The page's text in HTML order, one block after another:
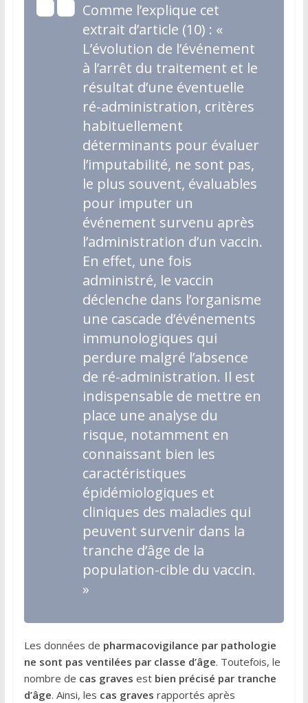
Comme l’explique cet
extrait d’article (10) : «
L’évolution de l’événement
à l’arrêt du traitement et le
résultat d’une éventuelle
ré-administration, critères
habituellement
déterminants pour évaluer
l’imputabilité, ne sont pas,
le plus souvent, évaluables
pour imputer un
événement survenu après
l’administration d’un vaccin.
En effet, une fois
administré, le vaccin
déclenche dans l’organisme
une cascade d’événements
immunologiques qui
perdure malgré l’absence
de ré-administration. Il est
indispensable de mettre en
place une analyse du
risque, notamment en
connaissant bien les
caractéristiques
épidémiologiques et
cliniques des maladies qui
peuvent survenir dans la
tranche d’âge de la
population-cible du vaccin.
»
Les données de pharmacovigilance par pathologie
ne sont pas ventilées par classe d’âge. Toutefois, le
nombre de cas graves est bien précisé par tranche
d’âge. Ainsi, les cas graves rapportés après